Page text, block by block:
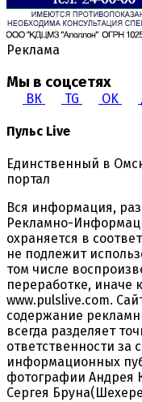
Реклама
Мы в соцсетях
ВК TG OK
Пульс Live
Единственный в
портал
Вся информация,
Рекламно-
охраняется в
не подлежит
том числе
переработке, иначе
www.pulslive.com.
содержание
всегда разделяет
ответственности за
информационных
фотографии Андрея
Сергея